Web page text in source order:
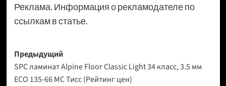
Реклама. Информация о рекламодателе по
ссылкам в статье.
Навигация
записи
Предыдущий
SPC ламинат Alpine Floor Classic Light 34 класс, 3.5 мм
ECO 135-66 МС Тисс (Рейтинг цен)